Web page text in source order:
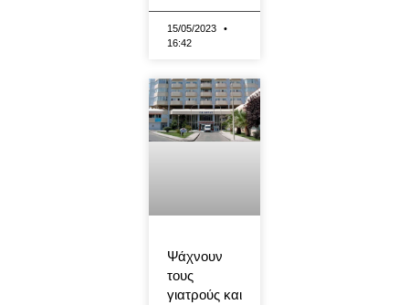
15/05/2023
16:42
Ψάχνουν
τους
γιατρούς και